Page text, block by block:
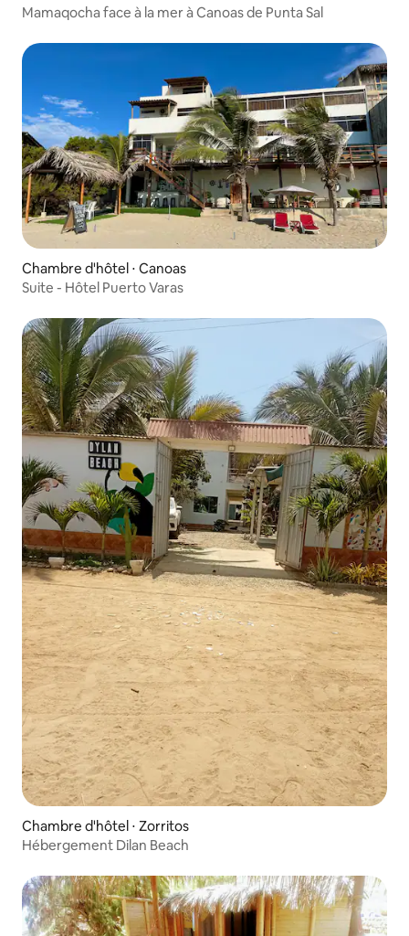
Mamaqocha face à la mer à Canoas de Punta Sal
Chambre d'hôtel ⋅ Canoas
Suite - Hôtel Puerto Varas
Chambre d'hôtel ⋅ Zorritos
Hébergement Dilan Beach